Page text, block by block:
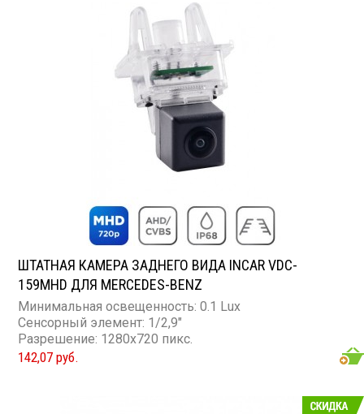
ШТАТНАЯ КАМЕРА ЗАДНЕГО ВИДА INCAR VDC-
159MHD ДЛЯ MERCEDES-BENZ
Минимальная освещенность: 0.1 Lux
Сенсорный элемент: 1/2,9"
Разрешение: 1280x720 пикс.
142,07 руб.